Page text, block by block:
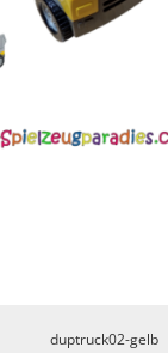
duptruck02-gelb